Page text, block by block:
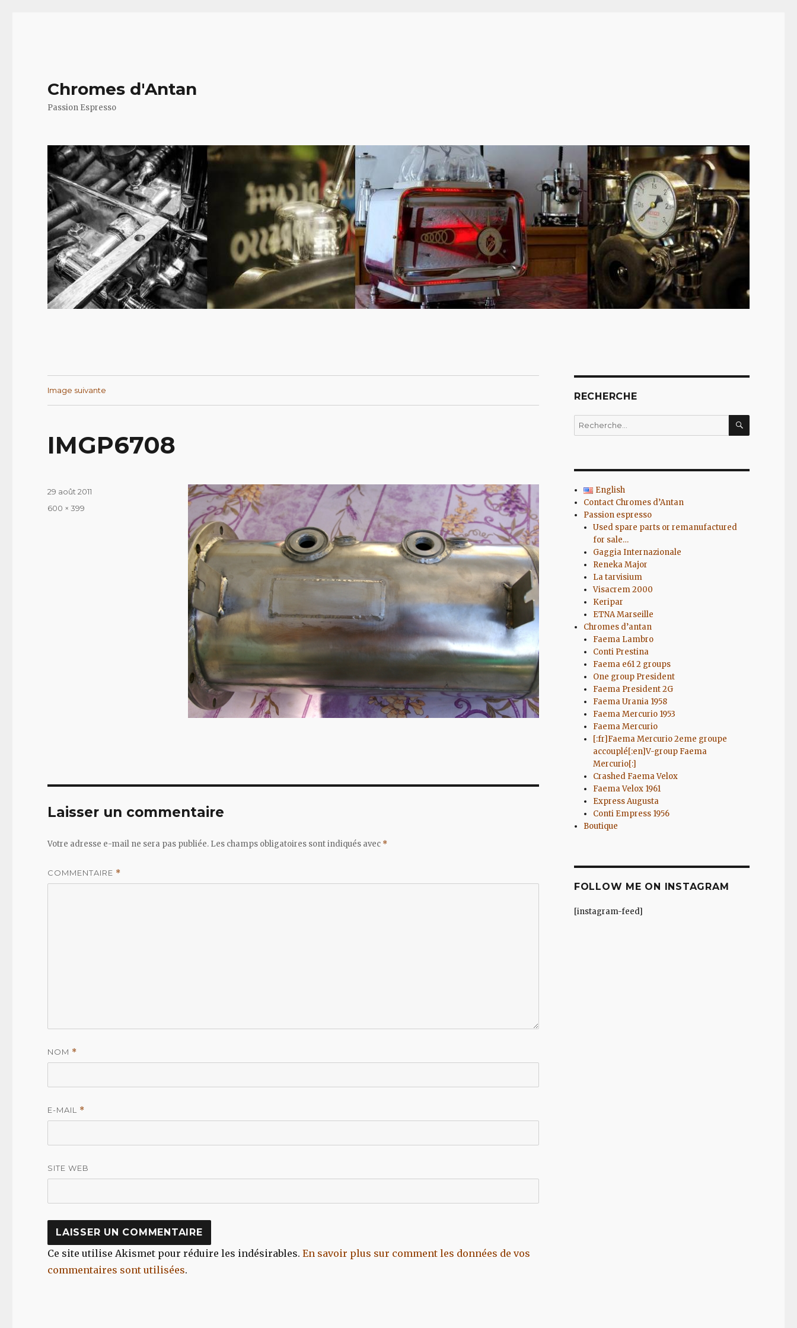
Chromes d'Antan
Passion Espresso
Image suivante
IMGP6708
Publié
29 août 2011
Taille
600 × 399
Laisser un commentaire
Votre adresse e-mail ne sera pas publiée. Les champs obligatoires sont indiqués avec *
COMMENTAIRE *
NOM *
E-MAIL *
SITE WEB
Ce site utilise Akismet pour réduire les indésirables.En savoir plus sur comment les données de vos
commentaires sont utilisées.
RECHERCHE
Recherche
pour
English
Contact Chromes d’Antan
Passion espresso
Used spare parts or remanufactured
for sale…
Gaggia Internazionale
Reneka Major
La tarvisium
Visacrem 2000
Keripar
ETNA Marseille
Chromes d’antan
Faema Lambro
Conti Prestina
Faema e61 2 groups
One group President
Faema President 2G
Faema Urania 1958
Faema Mercurio 1953
Faema Mercurio
[:fr]Faema Mercurio 2eme groupe
accouplé[:en]V-group Faema
Mercurio[:]
Crashed Faema Velox
Faema Velox 1961
Express Augusta
Conti Empress 1956
Boutique
FOLLOW ME ON INSTAGRAM
[instagram-feed]